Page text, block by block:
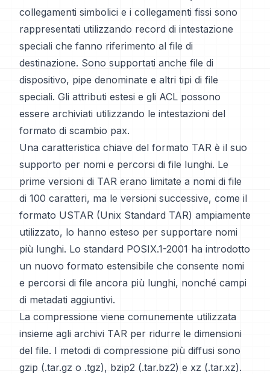
collegamenti simbolici e i collegamenti fissi sono
rappresentati utilizzando record di intestazione
speciali che fanno riferimento al file di
destinazione. Sono supportati anche file di
dispositivo, pipe denominate e altri tipi di file
speciali. Gli attributi estesi e gli ACL possono
essere archiviati utilizzando le intestazioni del
formato di scambio pax.
Una caratteristica chiave del formato TAR è il suo
supporto per nomi e percorsi di file lunghi. Le
prime versioni di TAR erano limitate a nomi di file
di 100 caratteri, ma le versioni successive, come il
formato USTAR (Unix Standard TAR) ampiamente
utilizzato, lo hanno esteso per supportare nomi
più lunghi. Lo standard POSIX.1-2001 ha introdotto
un nuovo formato estensibile che consente nomi
e percorsi di file ancora più lunghi, nonché campi
di metadati aggiuntivi.
La compressione viene comunemente utilizzata
insieme agli archivi TAR per ridurre le dimensioni
del file. I metodi di compressione più diffusi sono
gzip (.tar.gz o .tgz), bzip2 (.tar.bz2) e xz (.tar.xz).